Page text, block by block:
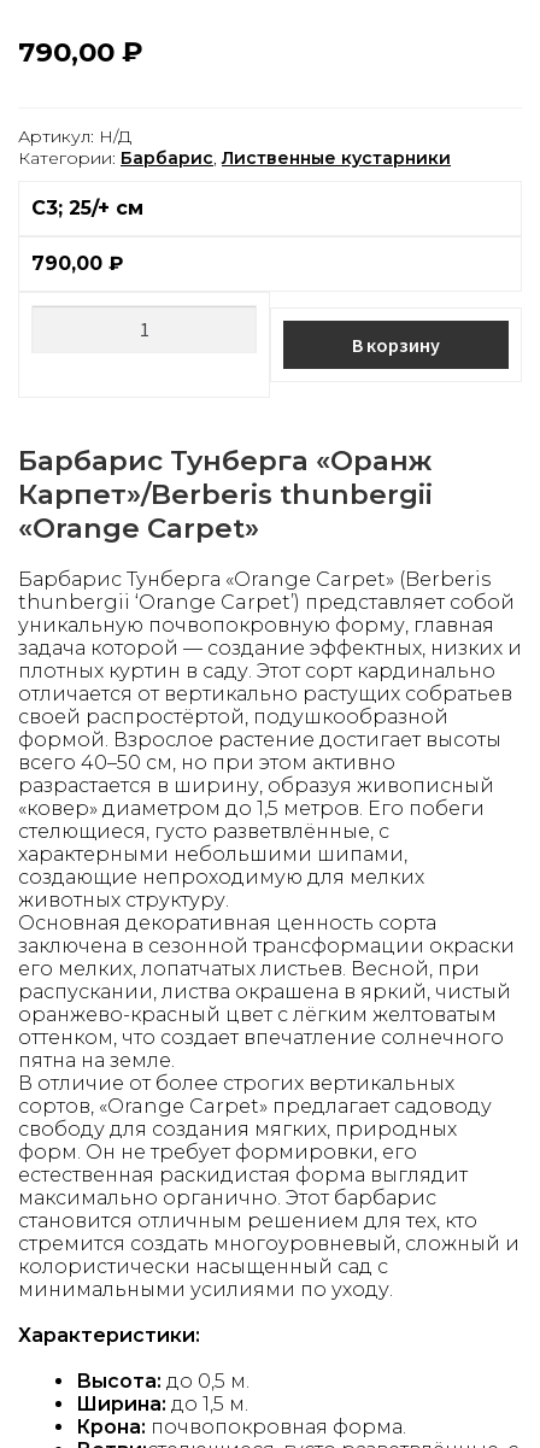
790,00 ₽
Артикул: Н/Д
Категории: Барбарис,Лиственные кустарники
C3; 25/+ см
790,00 ₽
В корзину
Барбарис Тунберга «Oранж
Карпет»/Berberis thunbergii
«Orange Carpet»
Барбарис Тунберга «Orange Carpet» (Berberis
thunbergii ‘Orange Carpet’) представляет собой
уникальную почвопокровную форму, главная
задача которой — создание эффектных, низких и
плотных куртин в саду. Этот сорт кардинально
отличается от вертикально растущих собратьев
своей распростёртой, подушкообразной
формой. Взрослое растение достигает высоты
всего 40–50 см, но при этом активно
разрастается в ширину, образуя живописный
«ковер» диаметром до 1,5 метров. Его побеги
стелющиеся, густо разветвлённые, с
характерными небольшими шипами,
создающие непроходимую для мелких
животных структуру.
Основная декоративная ценность сорта
заключена в сезонной трансформации окраски
его мелких, лопатчатых листьев. Весной, при
распускании, листва окрашена в яркий, чистый
оранжево-красный цвет с лёгким желтоватым
оттенком, что создает впечатление солнечного
пятна на земле.
В отличие от более строгих вертикальных
сортов, «Orange Carpet» предлагает садоводу
свободу для создания мягких, природных
форм. Он не требует формировки, его
естественная раскидистая форма выглядит
максимально органично. Этот барбарис
становится отличным решением для тех, кто
стремится создать многоуровневый, сложный и
колористически насыщенный сад с
минимальными усилиями по уходу.
Характеристики:
Высота: до 0,5 м.
Ширина: до 1,5 м.
Крона: почвопокровная форма.